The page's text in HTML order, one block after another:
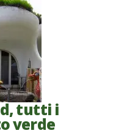
tutti i
verde